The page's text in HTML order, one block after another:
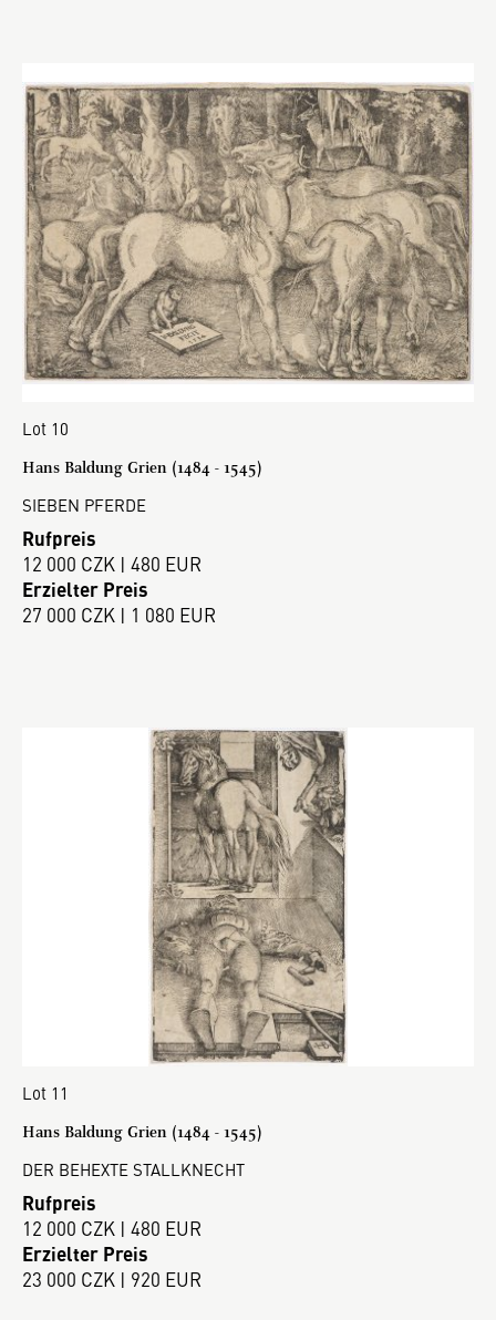
Lot 10
Hans Baldung Grien (1484 - 1545)
SIEBEN PFERDE
Rufpreis
12 000 CZK | 480 EUR
Erzielter Preis
27 000 CZK | 1 080 EUR
Lot 11
Hans Baldung Grien (1484 - 1545)
DER BEHEXTE STALLKNECHT
Rufpreis
12 000 CZK | 480 EUR
Erzielter Preis
23 000 CZK | 920 EUR